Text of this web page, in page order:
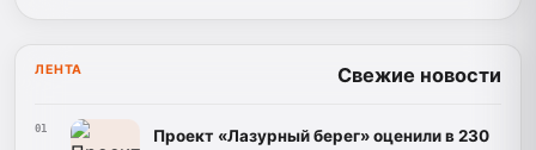
ЛЕНТА Свежие новости
01
Проект «Лазурный берег» оценили в 230